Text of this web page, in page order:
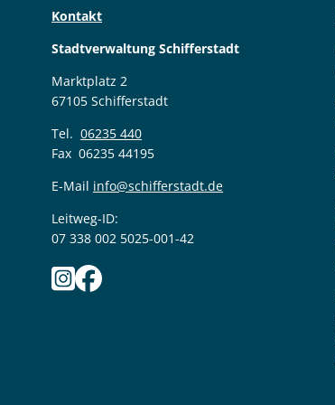
Kontakt
Stadtverwaltung Schifferstadt
Marktplatz 2
67105 Schifferstadt
Tel. 06235 440
Fax 06235 44195
E-Mail info@schifferstadt.de
Leitweg-ID:
07 338 002 5025-001-42